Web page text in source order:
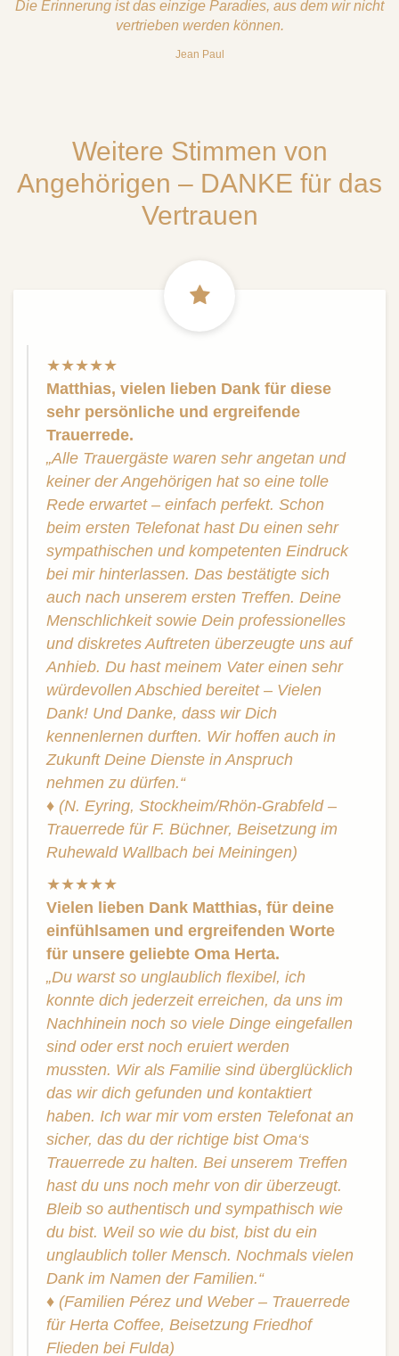
Die Erinnerung ist das einzige Paradies, aus dem wir nicht
vertrieben werden können.
Jean Paul
Weitere Stimmen von
Angehörigen – DANKE für das
Vertrauen
★★★★★
Matthias, vielen lieben Dank für diese
sehr persönliche und ergreifende
Trauerrede.
„Alle Trauergäste waren sehr angetan und
keiner der Angehörigen hat so eine tolle
Rede erwartet – einfach perfekt. Schon
beim ersten Telefonat hast Du einen sehr
sympathischen und kompetenten Eindruck
bei mir hinterlassen. Das bestätigte sich
auch nach unserem ersten Treffen. Deine
Menschlichkeit sowie Dein professionelles
und diskretes Auftreten überzeugte uns auf
Anhieb. Du hast meinem Vater einen sehr
würdevollen Abschied bereitet – Vielen
Dank! Und Danke, dass wir Dich
kennenlernen durften. Wir hoffen auch in
Zukunft Deine Dienste in Anspruch
nehmen zu dürfen.“
♦ (N. Eyring, Stockheim/Rhön-Grabfeld –
Trauerrede für F. Büchner, Beisetzung im
Ruhewald Wallbach bei Meiningen)
★★★★★
Vielen lieben Dank Matthias, für deine
einfühlsamen und ergreifenden Worte
für unsere geliebte Oma Herta.
„Du warst so unglaublich flexibel, ich
konnte dich jederzeit erreichen, da uns im
Nachhinein noch so viele Dinge eingefallen
sind oder erst noch eruiert werden
mussten. Wir als Familie sind überglücklich
das wir dich gefunden und kontaktiert
haben. Ich war mir vom ersten Telefonat an
sicher, das du der richtige bist Oma‘s
Trauerrede zu halten. Bei unserem Treffen
hast du uns noch mehr von dir überzeugt.
Bleib so authentisch und sympathisch wie
du bist. Weil so wie du bist, bist du ein
unglaublich toller Mensch. Nochmals vielen
Dank im Namen der Familien.“
♦ (Familien Pérez und Weber – Trauerrede
für Herta Coffee, Beisetzung Friedhof
Flieden bei Fulda)